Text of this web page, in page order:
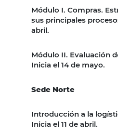
Módulo I. Compras.
sus principales
abril.
Módulo II. Evaluación
Inicia el 14 de mayo.
Sede Norte
Introducción a la
Inicia el 11 de abril.